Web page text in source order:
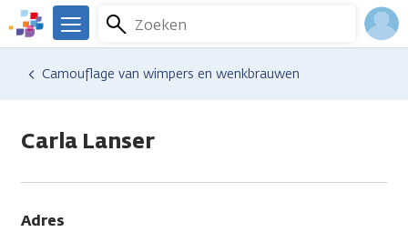
Overslaan
en
naar
We
er
Kanker.nl
Zoeken
Menu
Hulp en ondersteuning
Vind hulp bij kanker
Camouflage van wimpers en wenkbrauwen
Carla Lanser
Adres